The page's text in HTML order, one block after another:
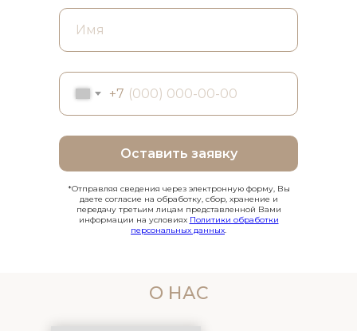
+7
Оставить заявку
*Отправляя сведения через электронную форму, Вы
даете согласие на обработку, сбор, хранение и
передачу третьим лицам представленной Вами
информации на условиях Политики обработки
персональных данных.
О НАС